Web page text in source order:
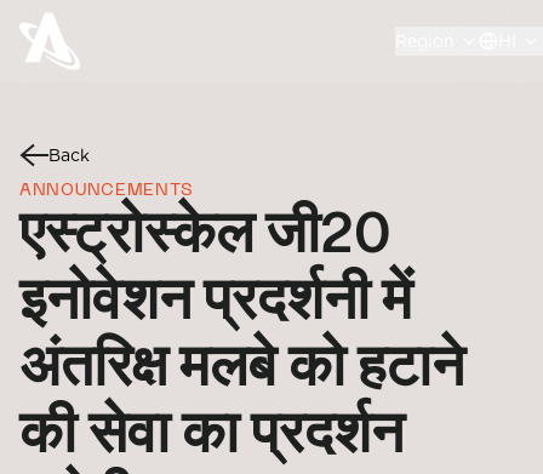
Back
ANNOUNCEMENTS
एस्ट्रोस्केल जी20
इनोवेशन प्रदर्शनी में
अंतरिक्ष मलबे को हटाने
की सेवा का प्रदर्शन